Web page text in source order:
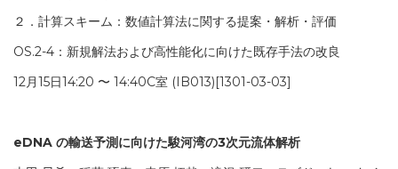
２．計算スキーム：数値計算法に関する提案・解析・評価
OS.2-4：新規解法および高性能化に向けた既存手法の改良
12月15日14:20 〜 14:40C室 (IB013)[1301-03-03]
eDNA の輸送予測に向けた駿河湾の3次元流体解析